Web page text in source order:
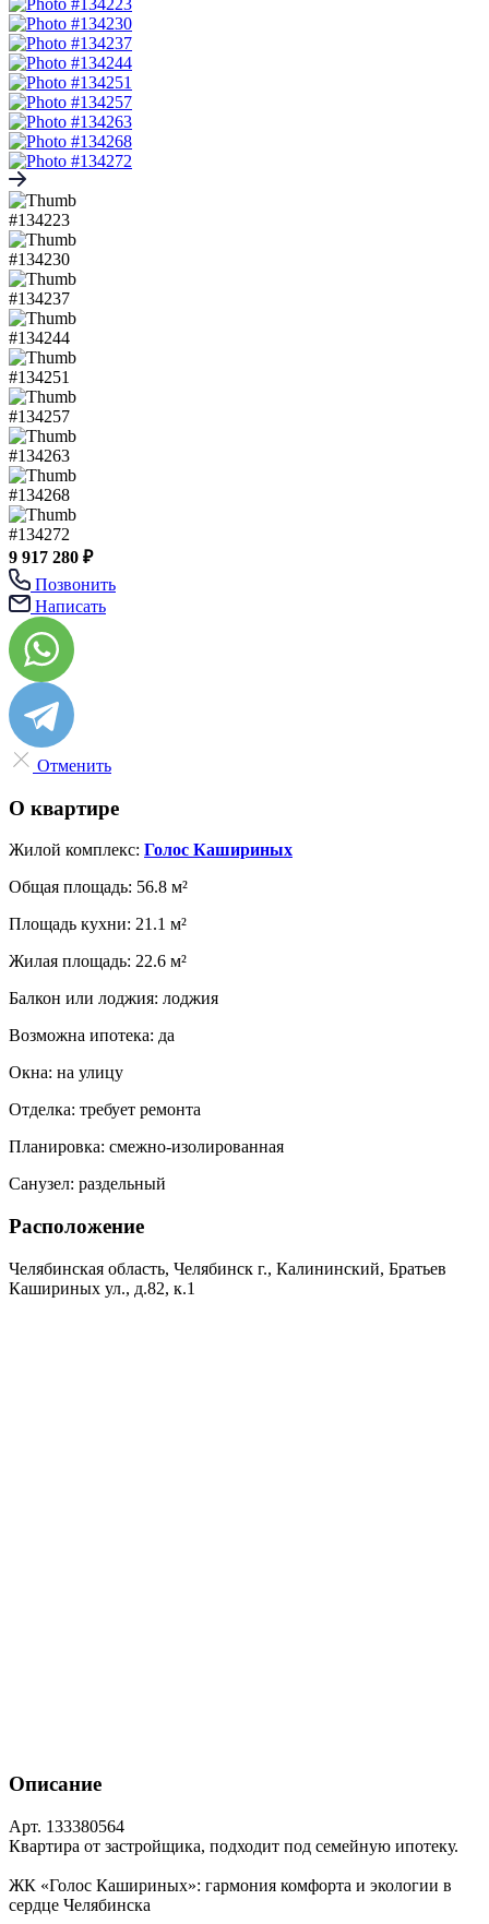
9 917 280 ₽
Позвонить
Написать
Отменить
О квартире
Жилой комплекс: Голос Кашириных
Общая площадь: 56.8 м²
Площадь кухни: 21.1 м²
Жилая площадь: 22.6 м²
Балкон или лоджия: лоджия
Возможна ипотека: да
Окна: на улицу
Отделка: требует ремонта
Планировка: смежно-изолированная
Санузел: раздельный
Расположение
Челябинская область, Челябинск г., Калининский, Братьев
Кашириных ул., д.82, к.1
Описание
Арт. 133380564
Квартира от застройщика, подходит под семейную ипотеку.
ЖК «Голос Кашириных»: гармония комфорта и экологии в
сердце Челябинска